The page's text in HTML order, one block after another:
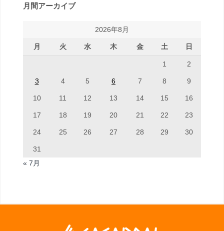
月間アーカイブ
2026年8月
月 火 水 木 金 土 日
1 2
3 4 5 6 7 8 9
10 11 12 13 14 15 16
17 18 19 20 21 22 23
24 25 26 27 28 29 30
31
« 7月